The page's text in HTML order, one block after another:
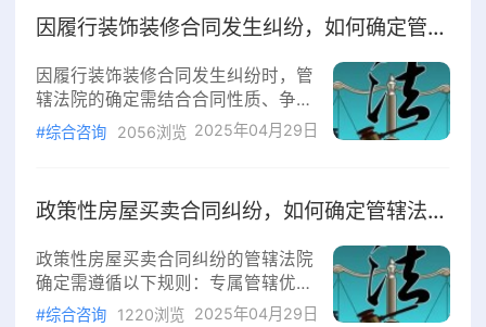
工合同纠纷案件适用法律问题的解释
（一）》第一条，若发包人明知挂靠
“明知”需达到“明确知晓或应知”的程
度，而非一般过失。2.认定标准
（1）合同签订异常：发包人直接与
因履行装饰装修合同发生纠纷，如何确定管辖法院?
因履行装饰装修合同发生纠纷时，管
辖法院的确定需结合合同性质、争议
焦点及法律规定综合判断，具体规则
争议。根据《民事诉讼法》第三十四
条，不动产纠纷由不动产所在地法院
八条明确，“不动产纠纷”主要指涉及
物权登记、权属争议等直接关联物权
的案件。装饰装修合同通常仅涉及施
#综合咨询 2056浏览 2025年04月29日
政策性房屋买卖合同纠纷，如何确定管辖法院?
政策性房屋买卖合同纠纷的管辖法院
确定需遵循以下规则：专属管辖优先
《民事诉讼法》规定，因不动产纠纷
#综合咨询 1220浏览 2025年04月29日